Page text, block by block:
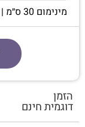
מינימום 30 ס״מ | מקסימום 260 ס״מ
הזמן
דוגמית חינם